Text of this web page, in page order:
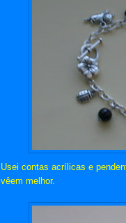
Usei contas acrílicas e
vêem melhor.